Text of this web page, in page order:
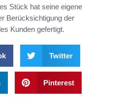
Stück hat seine eigene
Berücksichtigung der
Kunden gefertigt.
Twitter
Pinterest